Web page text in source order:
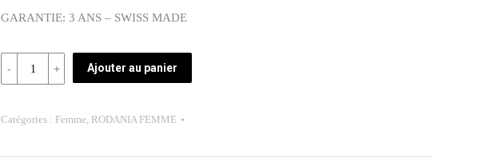
GARANTIE: 3 ANS – SWISS MADE
Quantité
REF:
Ajouter au panier
Catégories : Femme, RODANIA FEMME